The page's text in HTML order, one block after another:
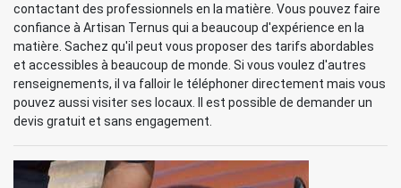
contactant des professionnels en la matière. Vous pouvez faire
confiance à Artisan Ternus qui a beaucoup d'expérience en la
matière. Sachez qu'il peut vous proposer des tarifs abordables
et accessibles à beaucoup de monde. Si vous voulez d'autres
renseignements, il va falloir le téléphoner directement mais vous
pouvez aussi visiter ses locaux. Il est possible de demander un
devis gratuit et sans engagement.